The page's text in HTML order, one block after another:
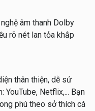
âm thanh Dolby
rõ nét lan tỏa khắp
thân thiện, dễ sử
YouTube, Netflix,... Bạn
phú theo sở thích cá